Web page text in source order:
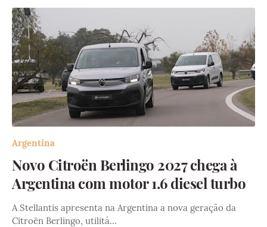
Argentina
Novo Citroën Berlingo 2027 chega à
Argentina com motor 1.6 diesel turbo
A Stellantis apresenta na Argentina a nova geração da
Citroën Berlingo, utilitá…